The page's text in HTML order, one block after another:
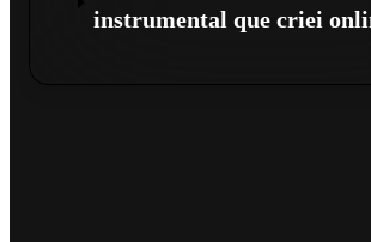
instrumental que criei